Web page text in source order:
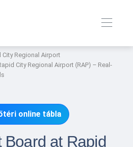
City Regional Airport
City Regional Airport (RAP) – Real-
online tábla
Board at Rapid